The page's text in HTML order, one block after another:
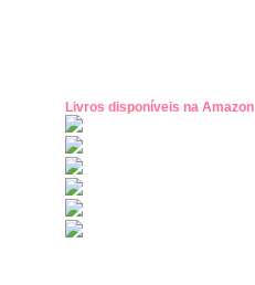
Livros disponíveis na Amazon